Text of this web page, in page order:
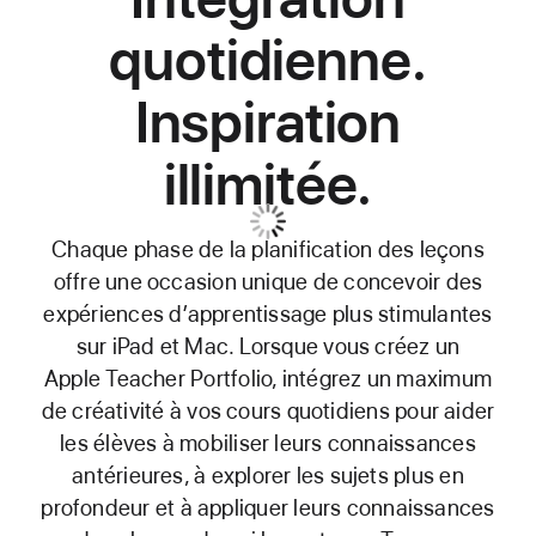
quotidienne.
Inspiration
illimitée.
Chaque phase de la planification des leçons
offre une occasion unique de concevoir des
expériences d’apprentissage plus stimulantes
sur iPad et Mac. Lorsque vous créez un
Apple Teacher Portfolio, intégrez un maximum
de créativité à vos cours quotidiens pour aider
les élèves à mobiliser leurs connaissances
antérieures, à explorer les sujets plus en
profondeur et à appliquer leurs connaissances